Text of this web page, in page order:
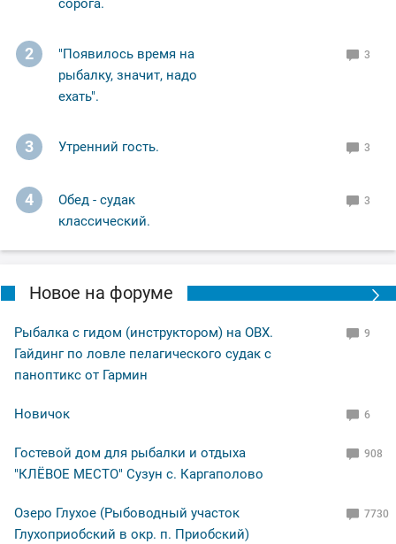
#Рыбалка
#весна #fishing
сорога.
2
"Появилось время на
рыбалку, значит, надо
ехать".
3
3 Утренний гость. 3
4
Обед - судак
классический.
3
Новое на форуме
Рыбалка с гидом (инструктором) на ОВХ.
Гайдинг по ловле пелагического судак с
паноптикс от Гармин
9
Новичок 6
Гостевой дом для рыбалки и отдыха
"КЛЁВОЕ МЕСТО" Сузун с. Каргаполово
908
Озеро Глухое (Рыбоводный участок
Глухоприобский в окр. п. Приобский)
7730